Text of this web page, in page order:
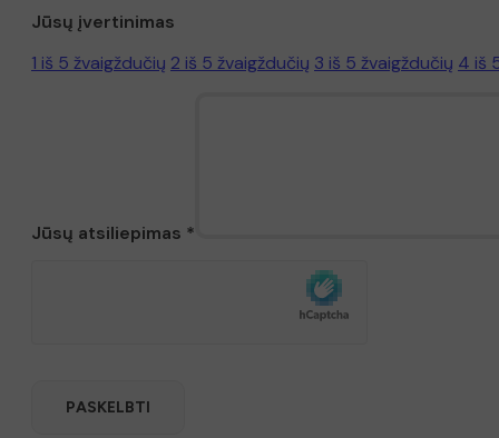
Jūsų įvertinimas
1 iš 5 žvaigždučių 2 iš 5 žvaigždučių 3 iš 5 žvaigždučių 4 iš
Jūsų atsiliepimas *